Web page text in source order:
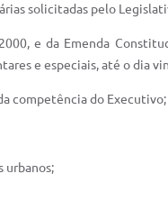
solicitadas pelo
e da Emenda
e especiais, até o dia
competência do Executivo;
urbanos;